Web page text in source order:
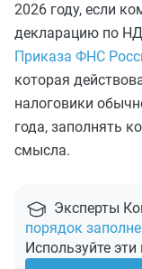
2026 году, если
декларацию по
Приказа ФНС
которая
налоговики
года, заполнять
смысла.
Эксперты
порядок
Используйте